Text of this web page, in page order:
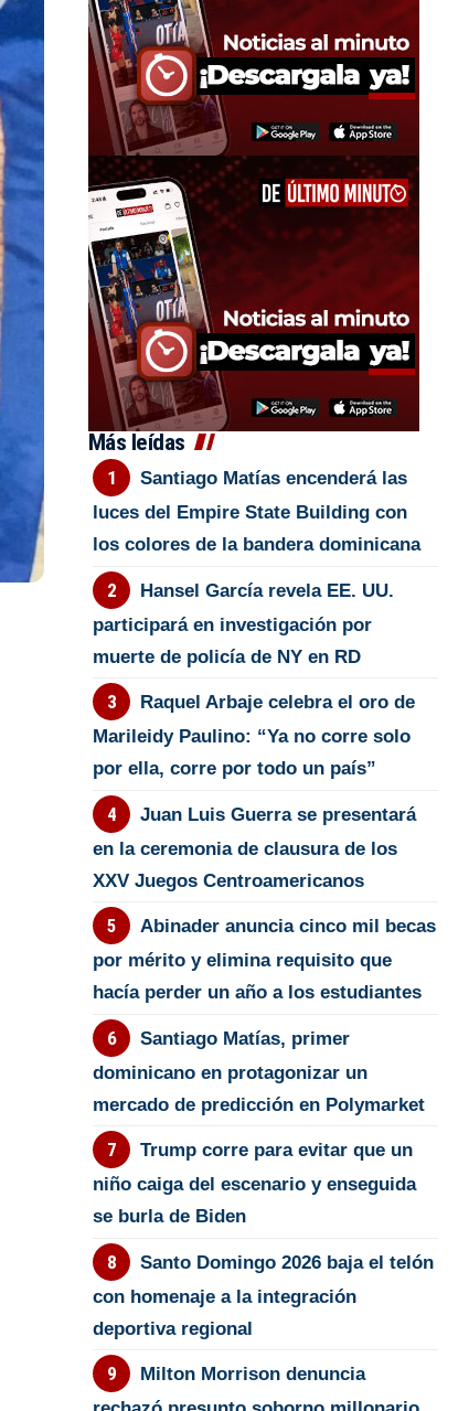
Más leídas
Santiago Matías encenderá las
luces del Empire State Building con
los colores de la bandera dominicana
Hansel García revela EE. UU.
participará en investigación por
muerte de policía de NY en RD
Raquel Arbaje celebra el oro de
Marileidy Paulino: “Ya no corre solo
por ella, corre por todo un país”
Juan Luis Guerra se presentará
en la ceremonia de clausura de los
XXV Juegos Centroamericanos
Abinader anuncia cinco mil becas
por mérito y elimina requisito que
hacía perder un año a los estudiantes
Santiago Matías, primer
dominicano en protagonizar un
mercado de predicción en Polymarket
Trump corre para evitar que un
niño caiga del escenario y enseguida
se burla de Biden
Santo Domingo 2026 baja el telón
con homenaje a la integración
deportiva regional
Milton Morrison denuncia